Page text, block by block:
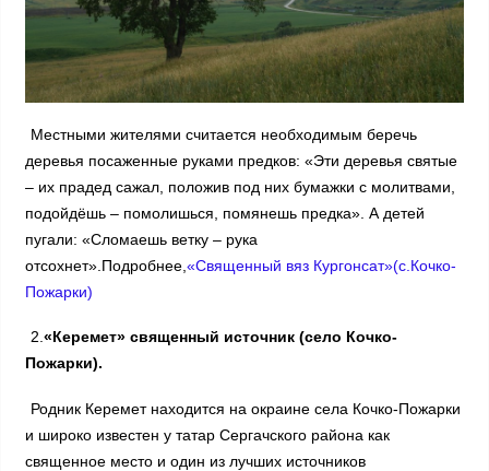
Местными жителями считается необходимым беречь
деревья посаженные руками предков: «Эти деревья святые
– их прадед сажал, положив под них бумажки с молитвами,
подойдёшь – помолишься, помянешь предка». А детей
пугали: «Сломаешь ветку – рука
отсохнет».Подробнее, «Священный вяз Кургонсат»(с.Кочко-
Пожарки)
2.«Керемет» священный источник (село Кочко-
Пожарки).
Родник Керемет находится на окраине села Кочко-Пожарки
и широко известен у татар Сергачского района как
священное место и один из лучших источников